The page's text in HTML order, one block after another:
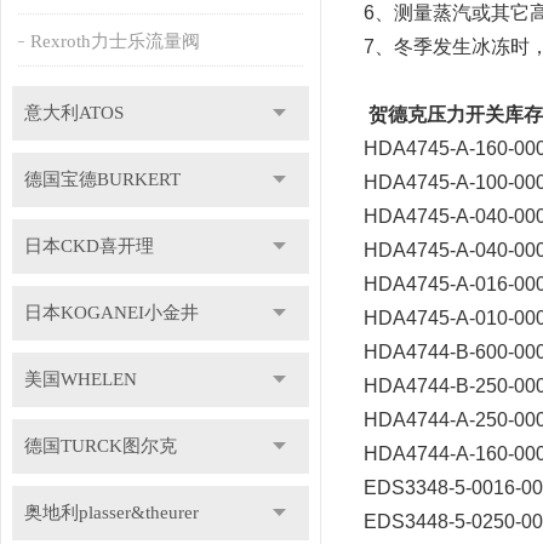
Rexroth力士乐流量阀
意大利ATOS
德国宝德BURKERT
日本CKD喜开理
日本KOGANEI小金井
美国WHELEN
德国TURCK图尔克
奥地利plasser&theurer
6、测量蒸汽或其它
7、冬季发生冰冻时
贺德克压力开关库
HDA4745-A-160-
HDA4745-A-100-
HDA4745-A-040-
HDA4745-A-040-
HDA4745-A-016-
HDA4745-A-010-
HDA4744-B-600-
HDA4744-B-250-
HDA4744-A-250-
HDA4744-A-160-
EDS3348-5-0016-
EDS3448-5-0250-